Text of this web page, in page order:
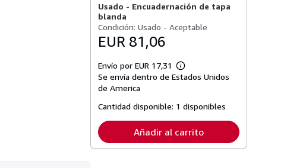
Usado - Encuadernación de tapa
blanda
Condición: Usado - Aceptable
EUR 81,06
Envío por EUR 17,31
Más
información
tarifas
envío
Se envía dentro de Estados Unidos
de America
Cantidad disponible: 1 disponibles
Añadir al carrito